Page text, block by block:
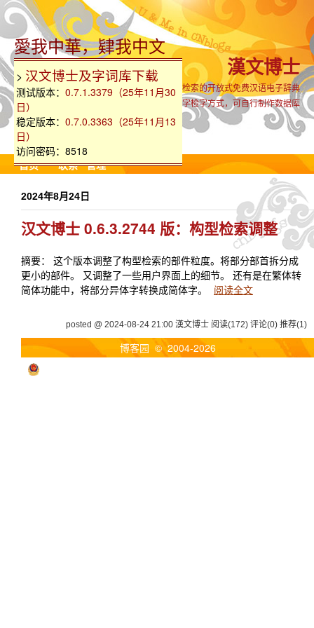
愛我中華，肄我中文
> 汉文博士及字词库下载
测试版本： 0.7.1.3379（25年11月30
日）
稳定版本： 0.7.0.3363（25年11月13
日）
访问密码：8518
漢文博士
支持生僻古难字全汉字集检索的开放式免费汉语电子辞典
内置国粤语同音字、部首、笔画、部件组字检字方式，可自行制作数据库
首页 联系 管理
2024年8月24日
汉文博士 0.6.3.2744 版：构型检索调整
摘要： 这个版本调整了构型检索的部件粒度。将部分部首拆分成
更小的部件。 又调整了一些用户界面上的细节。 还有是在繁体转
简体功能中，将部分异体字转换成简体字。
阅读全文
posted @ 2024-08-24 21:00 漢文博士 阅读(172) 评论(0) 推荐(1)
博客园 © 2004-2026